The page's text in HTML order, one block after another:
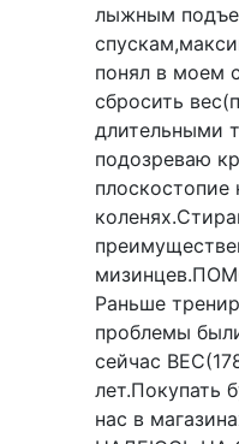
лыжным
понял в моем
сбросить
длительными
подозреваю
плоскостопие
Раньше
проблемы
сейчас
лет.Покупать
нас в